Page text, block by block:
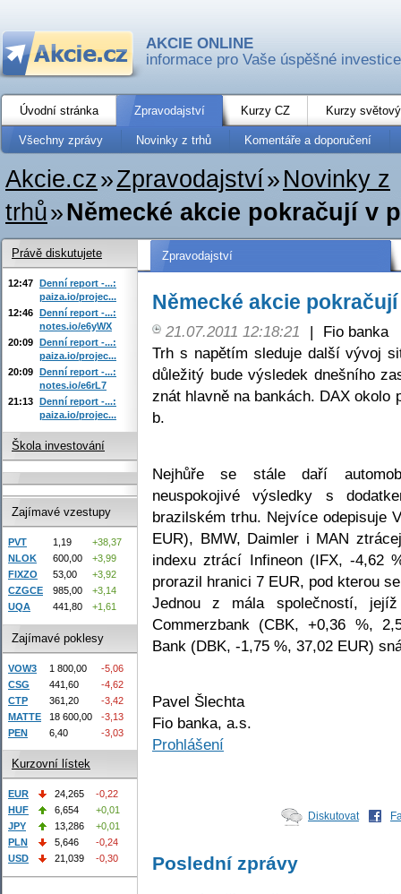
AKCIE ONLINE
informace pro Vaše úspěšné investice
Úvodní stránka Zpravodajství Kurzy CZ Kurzy
Všechny zprávy Novinky z trhů Komentáře a doporučení
Akcie.cz»Zpravodajství» Novinky z
trhů»Německé akcie pokračují v
Zpravodajství
Německé akcie
21.07.2011 12:18:21 |
Fio banka
Trh s napětím sleduje další vývoj
důležitý bude výsledek dnešního
znát hlavně na bankách. DAX okolo
b.
Nejhůře se stále daří
neuspokojivé výsledky s
brazilském trhu. Nejvíce odepisuje
EUR), BMW, Daimler i MAN
indexu ztrácí Infineon (IFX, -4,62
prorazil hranici 7 EUR, pod kterou
Jednou z mála společností,
Commerzbank (CBK, +0,36 %,
Bank (DBK, -1,75 %, 37,02 EUR)
Pavel Šlechta
Fio banka, a.s.
Prohlášení
Diskutovat
Poslední zprávy
Právě diskutujete
12:47 Denní report -...:
paiza.io/projec...
12:46 Denní report -...:
notes.io/e6yWX
20:09 Denní report -...:
paiza.io/projec...
20:09 Denní report -...:
notes.io/e6rL7
21:13 Denní report -...:
paiza.io/projec...
Škola investování
Zajímavé vzestupy
PVT 1,19
+38,37
NLOK
600,00
+3,99
FIXZO
53,00
+3,92
CZGCE
985,00
+3,14
UQA
441,80 +1,61
Zajímavé poklesy
VOW3 1 800,00
-5,06
CSG
441,60
-4,62
CTP
361,20
-3,42
MATTE
18 600,00
-3,13
PEN
6,40 -3,03
Kurzovní lístek
EUR 24,265
-0,22
HUF
6,654
+0,01
JPY
13,286
+0,01
PLN
5,646
-0,24
USD
21,039 -0,30